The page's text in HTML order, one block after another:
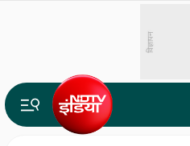
विज्ञापन